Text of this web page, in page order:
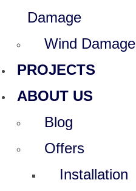
Damage
Wind Damage
PROJECTS
ABOUT US
Blog
Offers
Installation